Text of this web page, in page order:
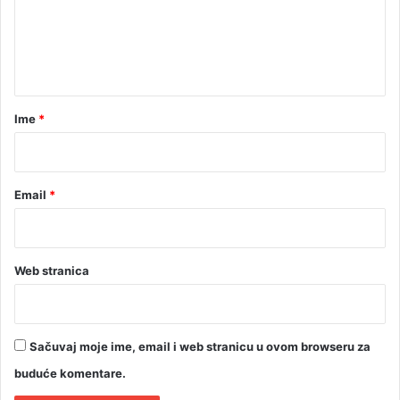
s
a
t
(
V
I
E
O
)
rIme *
Email *
Web stranica
Sačuvaj moje ime, email i web stranicu u ovom browseru za
buduće komentare.